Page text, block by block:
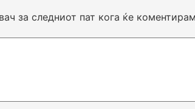
за следниот пат кога ќе